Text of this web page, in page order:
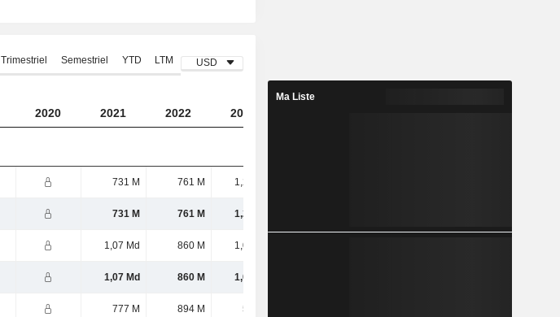
Trimestriel Semestriel YTD LTM USD
2020 2021 2022 2023
731 M 761 M 1,26 Md
731 M 761 M 1,26 Md
1,07 Md 860 M 1,08 Md
1,07 Md 860 M 1,08 Md
777 M 894 M 572 M
Ma Liste